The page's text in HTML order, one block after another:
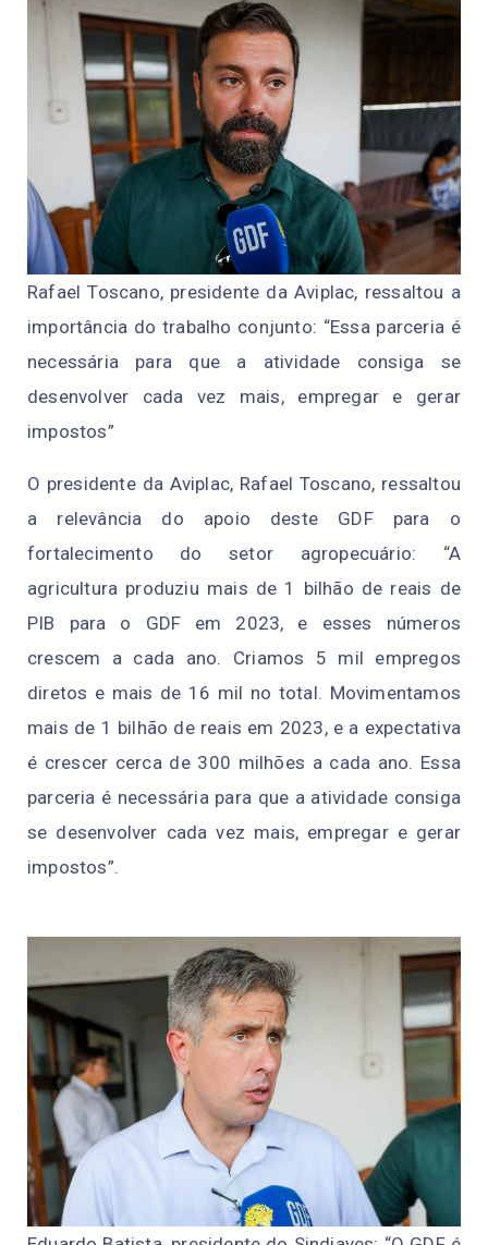
Rafael Toscano, presidente da Aviplac, ressaltou a
importância do trabalho conjunto: “Essa parceria é
necessária para que a atividade consiga se
desenvolver cada vez mais, empregar e gerar
impostos”
O presidente da Aviplac, Rafael Toscano, ressaltou
a relevância do apoio deste GDF para o
fortalecimento do setor agropecuário: “A
agricultura produziu mais de 1 bilhão de reais de
PIB para o GDF em 2023, e esses números
crescem a cada ano. Criamos 5 mil empregos
diretos e mais de 16 mil no total. Movimentamos
mais de 1 bilhão de reais em 2023, e a expectativa
é crescer cerca de 300 milhões a cada ano. Essa
parceria é necessária para que a atividade consiga
se desenvolver cada vez mais, empregar e gerar
impostos”.